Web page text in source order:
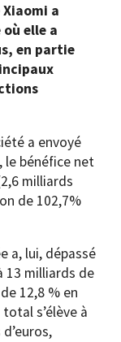
a
où elle a
en partie
a envoyé
le bénéfice net
milliards
de 102,7%
a, lui, dépassé
13 milliards de
12,8 % en
s’élève à